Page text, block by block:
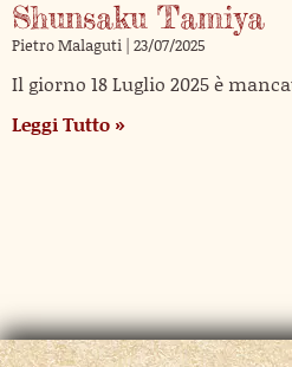
Shunsaku Tamiya
Pietro Malaguti 23/07/2025
Il giorno 18 Luglio 2025 è
Leggi Tutto »